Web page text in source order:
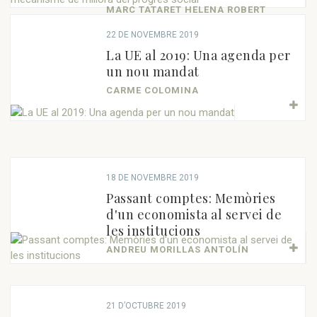
MARC TATARET HELENA ROBERT
22 DE NOVEMBRE 2019
La UE al 2019: Una agenda per
un nou mandat
CARME COLOMINA
18 DE NOVEMBRE 2019
Passant comptes: Memòries
d'un economista al servei de
les institucions
ANDREU MORILLAS ANTOLÍN
21 D’OCTUBRE 2019